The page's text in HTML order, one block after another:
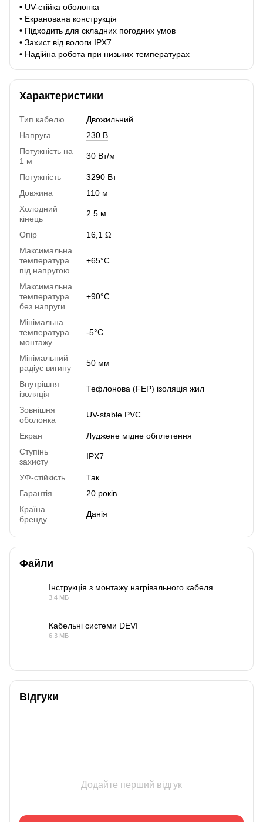
• UV-стійка оболонка
• Екранована конструкція
• Підходить для складних погодних умов
• Захист від вологи IPX7
• Надійна робота при низьких температурах
Характеристики
Тип кабелю
Двожильний
Напруга
230 В
Потужність на
1 м
30 Вт/м
Потужність
3290 Вт
Довжина
110 м
Холодний
кінець
2.5 м
Опір
16,1 Ω
Максимальна
температура
під напругою
+65°C
Максимальна
температура
без напруги
+90°C
Мінімальна
температура
монтажу
-5°C
Мінімальний
радіус вигину
50 мм
Внутрішня
ізоляція
Тефлонова (FEP) ізоляція жил
Зовнішня
оболонка
UV-stable PVC
Екран
Луджене мідне обплетення
Ступінь
захисту
IPX7
УФ-стійкість
Так
Гарантія
20 років
Країна
бренду
Данія
Файли
Інструкція з монтажу нагрівального кабеля
3.4 МБ
Кабельні системи DEVI
6.3 МБ
Відгуки
Додайте перший відгук